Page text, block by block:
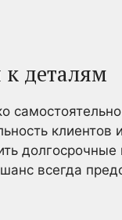
деталям
клиентов
всегда